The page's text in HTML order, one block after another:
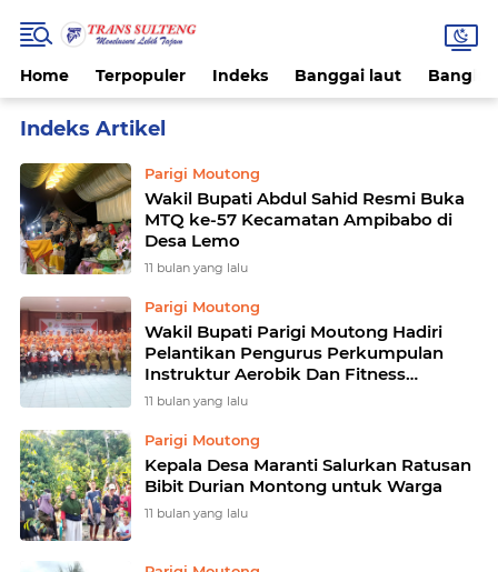
Home Terpopuler Indeks Banggai laut
Parigi Moutong
Wakil Bupati Abdul Sahid Resmi Buka
MTQ ke-57 Kecamatan Ampibabo di
Desa Lemo
11 bulan yang lalu
Parigi Moutong
Wakil Bupati Parigi Moutong Hadiri
Pelantikan Pengurus Perkumpulan
Instruktur Aerobik Dan Fitness
Indonesia di Parigi
11 bulan yang lalu
Parigi Moutong
Kepala Desa Maranti Salurkan Ratusan
Bibit Durian Montong untuk Warga
11 bulan yang lalu